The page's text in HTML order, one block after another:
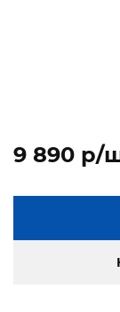
9 890 p/